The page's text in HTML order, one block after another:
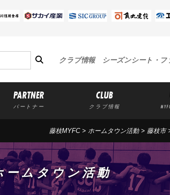
クラブ情報 シーズンシート・フ
PARTNER
パートナー
CLUB
クラブ情報
藤枝MYFC> ホームタウン活動> 藤枝市
ームタウン活動